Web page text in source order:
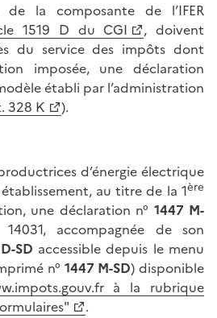
de la composante de l’IFER
1519 D du CGI
, doivent
du service des impôts dont
imposée, une déclaration
établi par l’administration
328 K
).
d’énergie électrique
au titre de la 1ère
une déclaration n° 1447 M-
14031, accompagnée de son
SD accessible depuis le menu
n° 1447 M-SD) disponible
à la rubrique
.